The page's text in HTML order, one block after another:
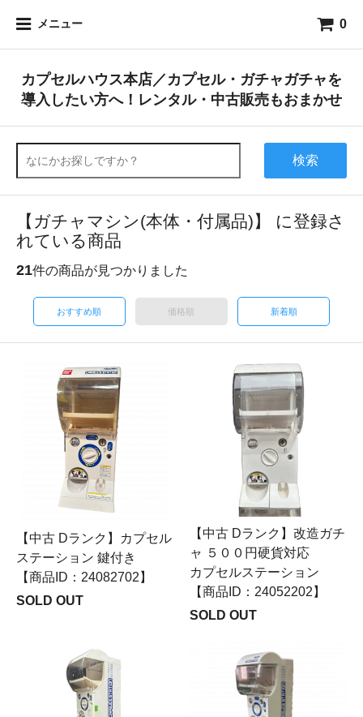
メニュー 0
カプセルハウス本店／カプセル・ガチャガチャを
導入したい方へ！レンタル・中古販売もおまかせ
検索
【ガチャマシン(本体・付属品)】 に登録さ
れている商品
21件の商品が見つかりました
おすすめ順 価格順 新着順
【中古 Dランク】カプセル
ステーション 鍵付き
【商品ID：24082702】
SOLD OUT
【中古 Dランク】改造ガチ
ャ ５００円硬貨対応
カプセルステーション
【商品ID：24052202】
SOLD OUT